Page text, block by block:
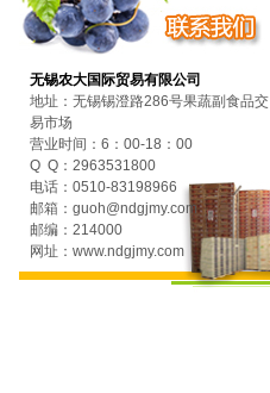
无锡农大国际贸易有限公司
地址：无锡锡澄路286号果蔬副食品交
易市场
营业时间：6：00-18：00
Q Q：2963531800
电话：0510-83198966
邮箱：guoh@ndgjmy.com
邮编：214000
网址：www.ndgjmy.com